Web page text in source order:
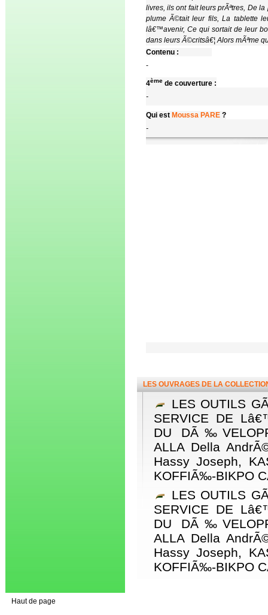
Contenu :
-
4èmede couverture :
-
Qui est Moussa PARE ?
-
LES OUVRAGES DE LA
LES OUTILS
SERVICE DE
DU
ALLA Della
Hassy Joseph,
KOFFIÃ‰-BIKPO
LES OUTILS
SERVICE DE
DU
ALLA Della
Hassy Joseph,
KOFFIÃ‰-BIKPO
Haut de page